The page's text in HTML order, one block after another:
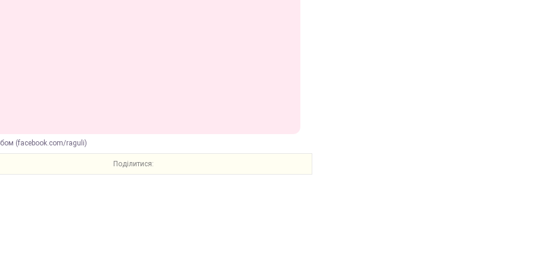
(facebook.com/raguli)
Поділитися: